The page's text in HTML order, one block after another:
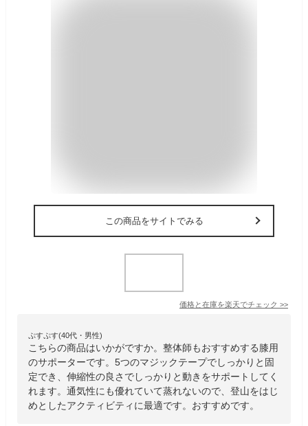
この商品をサイトでみる
価格と在庫を楽天でチェック >>
ぷすぷす(40代・男性)
こちらの商品はいかがですか。整体師もおすすめする膝用
のサポーターです。5つのマジックテープでしっかりと固
定でき、伸縮性の良さでしっかりと動きをサポートしてく
れます。通気性にも優れていて蒸れないので、登山をはじ
めとしたアクティビティに最適です。おすすめです。